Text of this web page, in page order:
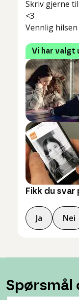
Skriv gjerne
<3
Vennlig
Vi har
Fikk du
Ja Nei
Spørsmål